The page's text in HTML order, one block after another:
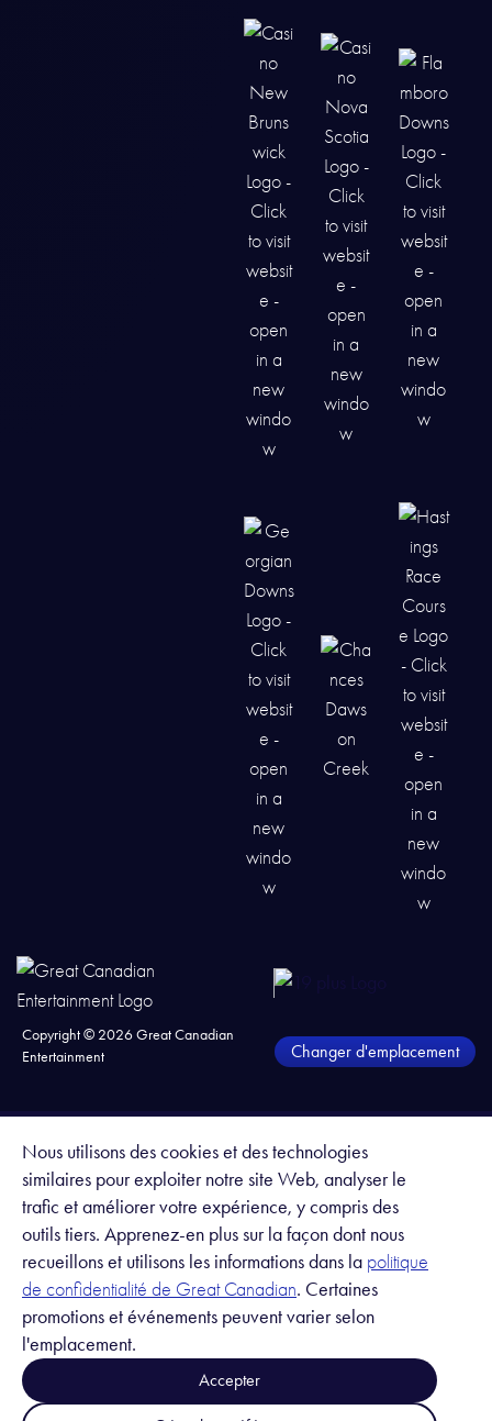
Copyright © 2026Great Canadian
Entertainment
Changer d'emplacement
Nous utilisons des cookies et des technologies
similaires pour exploiter notre site Web, analyser le
trafic et améliorer votre expérience, y compris des
outils tiers. Apprenez-en plus sur la façon dont nous
recueillons et utilisons les informations dans la politique
de confidentialité de Great Canadian. Certaines
promotions et événements peuvent varier selon
l'emplacement.
Accepter